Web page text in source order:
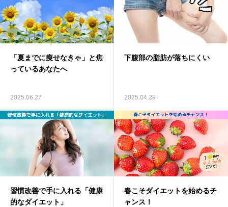
「夏までに痩せなきゃ」と焦
っているあなたへ
2025.06.27
下腹部の脂肪が落ちにくい
2025.04.29
習慣改善で手に入れる「健康
的なダイエット」
春こそダイエットを始めるチ
ャンス！
before〜after
カウンセリング
耳つぼダイエット
オーナー紹介
before〜after
お客様事例
スクール